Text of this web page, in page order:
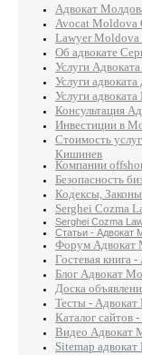
Адвокат
Avocat Moldova
Lawyer
Об адвокате
Услуги
Услуги
Услуги
Консультация
Инвестиции в
Стоимость
Кишинев
Компании
Безопасность
Кодексы,
Serghei Cozma
Serghei Cozma
Статьи - Адвокат
Форум Адвокат
Гостевая книга
Блог Адвокат
Доска
Тесты -
Каталог сайтов
Видео Адвокат
Sitemap